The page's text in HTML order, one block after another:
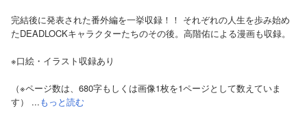
完結後に発表された番外編を一挙収録！！ それぞれの人生を歩み始め
たDEADLOCKキャラクターたちのその後。高階佑による漫画も収録。
※口絵・イラスト収録あり
（※ページ数は、680字もしくは画像1枚を1ページとして数えていま
す） ...もっと読む